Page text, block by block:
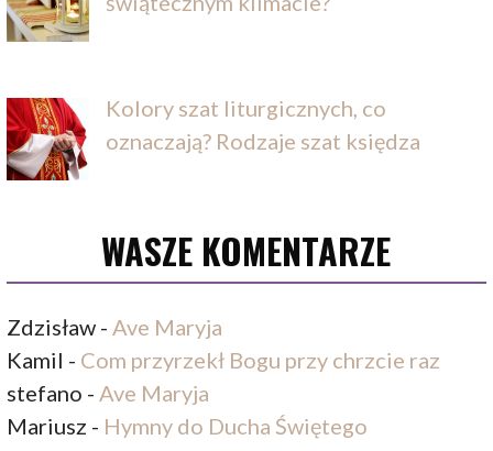
Kolory szat liturgicznych, co
oznaczają? Rodzaje szat księdza
WASZE KOMENTARZE
Zdzisław - Ave Maryja
Kamil - Com przyrzekł Bogu przy chrzcie raz
stefano - Ave Maryja
Mariusz - Hymny do Ducha Świętego